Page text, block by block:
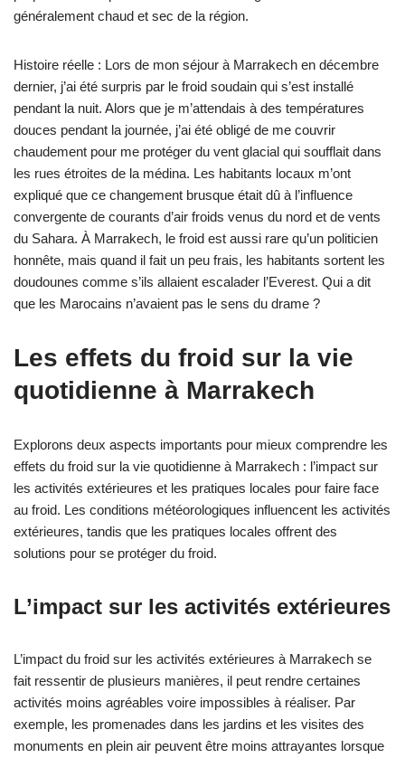
généralement chaud et sec de la région.
Histoire réelle : Lors de mon séjour à Marrakech en décembre
dernier, j’ai été surpris par le froid soudain qui s’est installé
pendant la nuit. Alors que je m’attendais à des températures
douces pendant la journée, j’ai été obligé de me couvrir
chaudement pour me protéger du vent glacial qui soufflait dans
les rues étroites de la médina. Les habitants locaux m’ont
expliqué que ce changement brusque était dû à l’influence
convergente de courants d’air froids venus du nord et de vents
du Sahara. À Marrakech, le froid est aussi rare qu’un politicien
honnête, mais quand il fait un peu frais, les habitants sortent les
doudounes comme s’ils allaient escalader l’Everest. Qui a dit
que les Marocains n’avaient pas le sens du drame ?
Les effets du froid sur la vie
quotidienne à Marrakech
Explorons deux aspects importants pour mieux comprendre les
effets du froid sur la vie quotidienne à Marrakech : l’impact sur
les activités extérieures et les pratiques locales pour faire face
au froid. Les conditions météorologiques influencent les activités
extérieures, tandis que les pratiques locales offrent des
solutions pour se protéger du froid.
L’impact sur les activités extérieures
L’impact du froid sur les activités extérieures à Marrakech se
fait ressentir de plusieurs manières, il peut rendre certaines
activités moins agréables voire impossibles à réaliser. Par
exemple, les promenades dans les jardins et les visites des
monuments en plein air peuvent être moins attrayantes lorsque